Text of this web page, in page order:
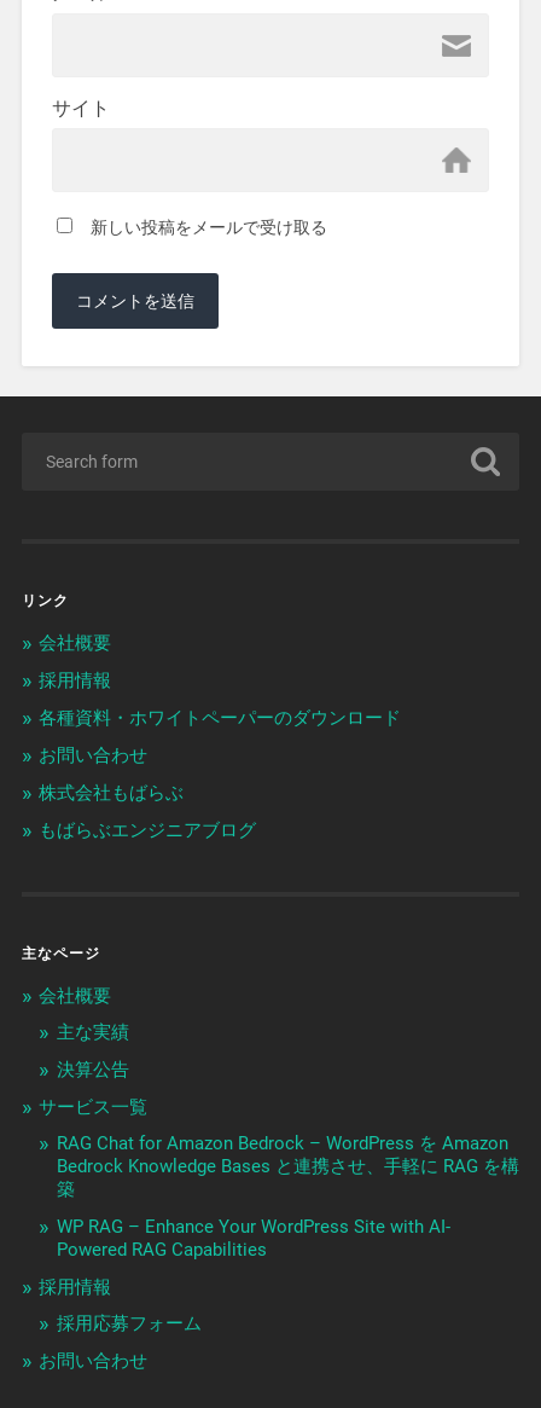
サイト
新しい投稿をメールで受け取る
リンク
会社概要
採用情報
各種資料・ホワイトペーパーのダウンロード
お問い合わせ
株式会社もばらぶ
もばらぶエンジニアブログ
主なページ
会社概要
主な実績
決算公告
サービス一覧
RAG Chat for Amazon Bedrock – WordPress を Amazon
Bedrock Knowledge Bases と連携させ、手軽に RAG を構
築
WP RAG – Enhance Your WordPress Site with AI-
Powered RAG Capabilities
採用情報
採用応募フォーム
お問い合わせ